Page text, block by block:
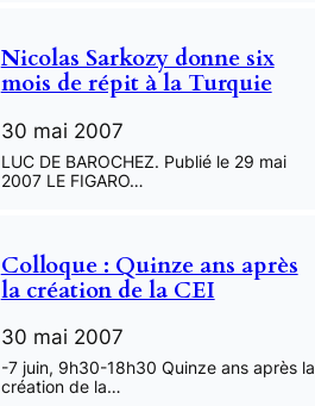
Nicolas Sarkozy donne six
mois de répit à la Turquie
30 mai 2007
LUC DE BAROCHEZ. Publié le 29 mai
2007 LE FIGARO…
Colloque : Quinze ans après
la création de la CEI
30 mai 2007
-7 juin, 9h30-18h30 Quinze ans après la
création de la…